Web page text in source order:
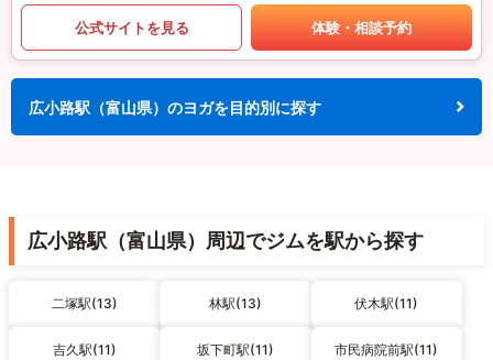
公式サイトを見る 体験・相談予約
広小路駅（富山県）のヨガを目的別に探す
広小路駅（富山県）周辺でジムを駅から探す
二塚駅(13) 林駅(13) 伏木駅(11)
吉久駅(11) 坂下町駅(11) 市民病院前駅(11)